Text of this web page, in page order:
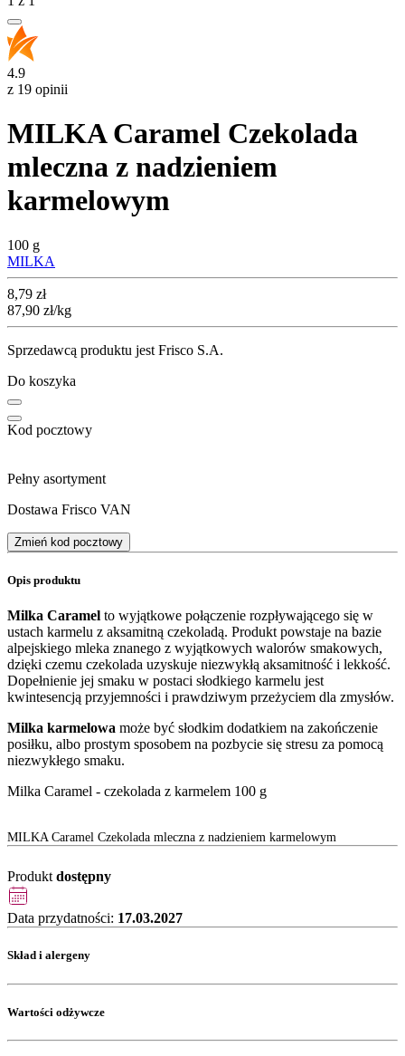
4.9
z 19 opinii
MILKA Caramel Czekolada
mleczna z nadzieniem
karmelowym
100 g
MILKA
Cena
8,79 zł
87,90 zł/kg
Sprzedawcą produktu jest Frisco S.A.
Do koszyka
Kod pocztowy
Pełny asortyment
Dostawa Frisco VAN
Zmień kod pocztowy
Opis produktu
Milka Caramel to wyjątkowe połączenie rozpływającego się w
ustach karmelu z aksamitną czekoladą. Produkt powstaje na bazie
alpejskiego mleka znanego z wyjątkowych walorów smakowych,
dzięki czemu czekolada uzyskuje niezwykłą aksamitność i lekkość.
Dopełnienie jej smaku w postaci słodkiego karmelu jest
kwintesencją przyjemności i prawdziwym przeżyciem dla zmysłów.
Milka karmelowa może być słodkim dodatkiem na zakończenie
posiłku, albo prostym sposobem na pozbycie się stresu za pomocą
niezwykłego smaku.
Milka Caramel - czekolada z karmelem 100 g
MILKA Caramel Czekolada mleczna z nadzieniem karmelowym
Produkt dostępny
Data przydatności: 17.03.2027
Skład i alergeny
Wartości odżywcze